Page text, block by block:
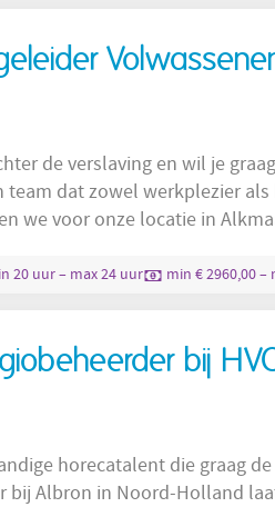
de verslaving en wil je
team dat zowel werkplezier
we voor onze locatie in
Onze deelnemers
20 uur – max 24 uur min € 2960,00 –
bij
horecatalent die graag
bij Albron in Noord-Holland